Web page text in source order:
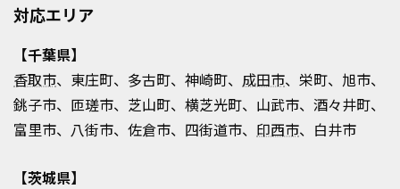
対応エリア
【千葉県】
香取市、東庄町、多古町、神崎町、 成田市、栄町、旭市、
銚子市、匝瑳市、芝山町、横芝光町、山武市、酒々井町、
富里市、八街市、佐倉市、四街道市、 印西市、白井市
【茨城県】